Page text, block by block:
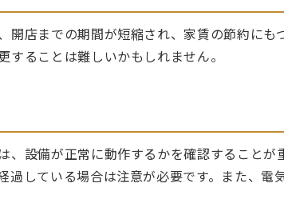
開店までの期間が短縮され、家賃の節約にも
することは難しいかもしれません。
、設備が正常に動作するかを確認することが
過している場合は注意が必要です。また、電